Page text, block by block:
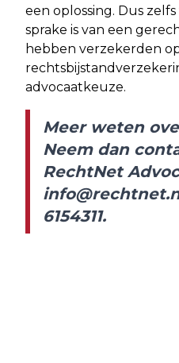
een oplossing. Dus
sprake is van een
hebben verzekerden
advocaatkeuze.
Meer weten
Neem dan
RechtNet
6154311.